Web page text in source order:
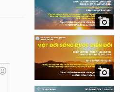

